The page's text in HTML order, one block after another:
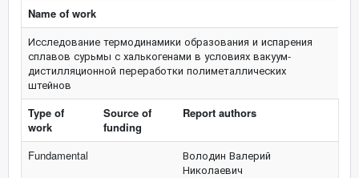
Name of work
Исследование термодинамики образования и испарения
сплавов сурьмы с халькогенами в условиях вакуум-
дистилляционной переработки полиметаллических
штейнов
Type of
work
Source of
funding
Report authors
Fundamental
Володин Валерий
Николаевич